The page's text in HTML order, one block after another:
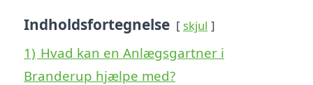
Indholdsfortegnelse skjul
1) Hvad kan en Anlægsgartner i
Branderup hjælpe med?